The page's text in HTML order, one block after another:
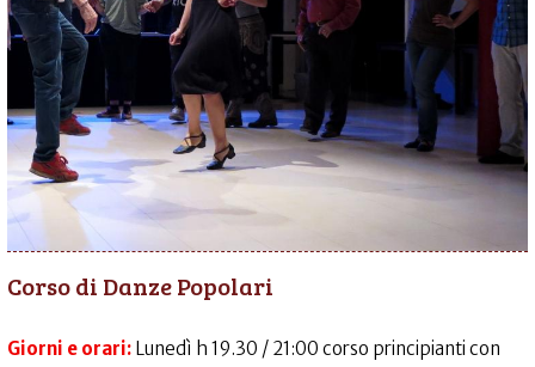
Corso di Danze Popolari
Giorni e orari: Lunedì h 19.30 / 21:00 corso principianti con